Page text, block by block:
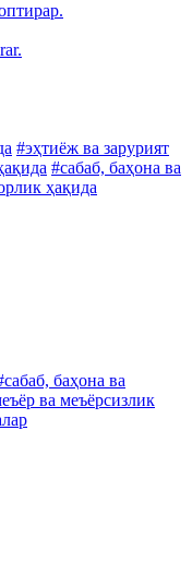
#эҳтиёж ва зарурият
#сабаб, баҳона ва
ҳақида
баҳона ва
ва меъёрсизлик